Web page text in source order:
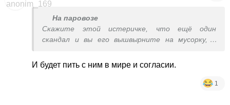
На паровозе
Скажите этой истеричке, что ещё один
скандал и вы его вышвырните на мусорку, а
ним в мире и согласии.
И будет пить с ним в мире и согласии.
1